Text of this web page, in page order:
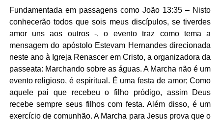
Fundamentada em passagens como João 13:35 – Nisto
conhecerão todos que sois meus discípulos, se tiverdes
amor uns aos outros -, o evento traz como tema a
mensagem do apóstolo Estevam Hernandes direcionada
neste ano à Igreja Renascer em Cristo, a organizadora da
passeata: Marchando sobre as águas. A Marcha não é um
evento religioso, é espiritual. É uma festa de amor; Como
aquele pai que recebeu o filho pródigo, assim Deus
recebe sempre seus filhos com festa. Além disso, é um
exercício de comunhão. A Marcha para Jesus prova que o